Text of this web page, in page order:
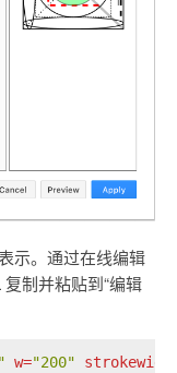
示。通过在线编辑
复制并粘贴到“编辑
w="200"